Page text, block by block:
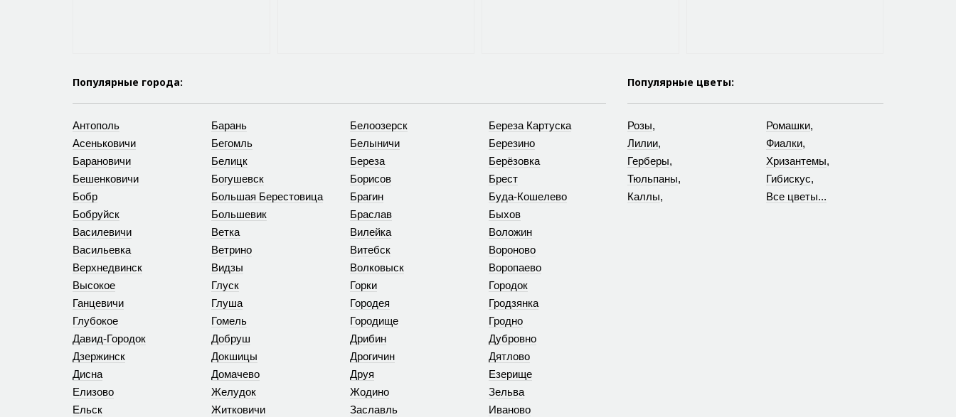
Популярные города:
Антополь
Асеньковичи
Барановичи
Барань
Бегомль
Белицк
Белоозерск
Белыничи
Береза
Береза Картуска
Березино
Берёзовка
Бешенковичи
Бобр
Бобруйск
Богушевск
Большая Берестовица
Большевик
Борисов
Брагин
Браслав
Брест
Буда-Кошелево
Быхов
Василевичи
Васильевка
Верхнедвинск
Ветка
Ветрино
Видзы
Вилейка
Витебск
Волковыск
Воложин
Вороново
Воропаево
Высокое
Ганцевичи
Глубокое
Глуск
Глуша
Гомель
Горки
Городея
Городище
Городок
Гродзянка
Гродно
Давид-Городок
Дзержинск
Дисна
Добруш
Докшицы
Домачево
Дрибин
Дрогичин
Друя
Дубровно
Дятлово
Езерище
Елизово
Ельск
Желудок
Житковичи
Жодино
Заславль
Зельва
Иваново
Популярные цветы:
Розы,
Лилии,
Герберы,
Тюльпаны,
Каллы,
Ромашки,
Фиалки,
Хризантемы,
Гибискус,
Все цветы...